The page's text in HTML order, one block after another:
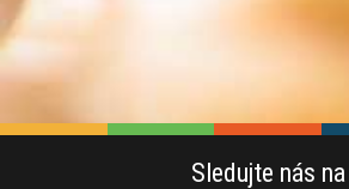
Sledujte nás na